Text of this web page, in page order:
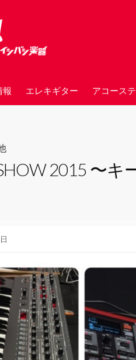
報 エレキギター アコース
2015 〜キ